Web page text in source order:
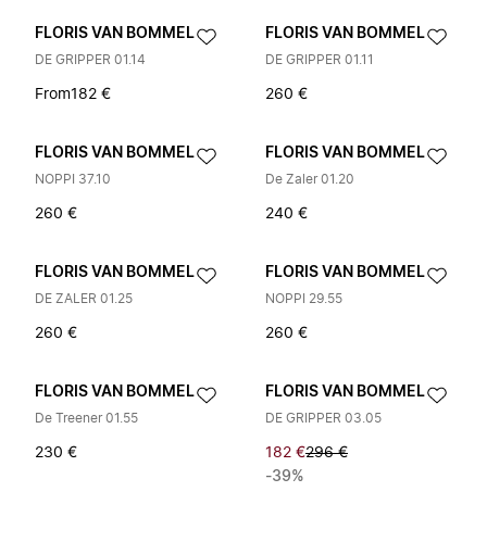
FLORIS VAN BOMMEL
DE GRIPPER 01.14
From182 €
FLORIS VAN BOMMEL
DE GRIPPER 01.11
260 €
FLORIS VAN BOMMEL
NOPPI 37.10
260 €
FLORIS VAN BOMMEL
De Zaler 01.20
240 €
FLORIS VAN BOMMEL
DE ZALER 01.25
260 €
FLORIS VAN BOMMEL
NOPPI 29.55
260 €
FLORIS VAN BOMMEL
De Treener 01.55
230 €
FLORIS VAN BOMMEL
DE GRIPPER 03.05
182 €296 €
-39%